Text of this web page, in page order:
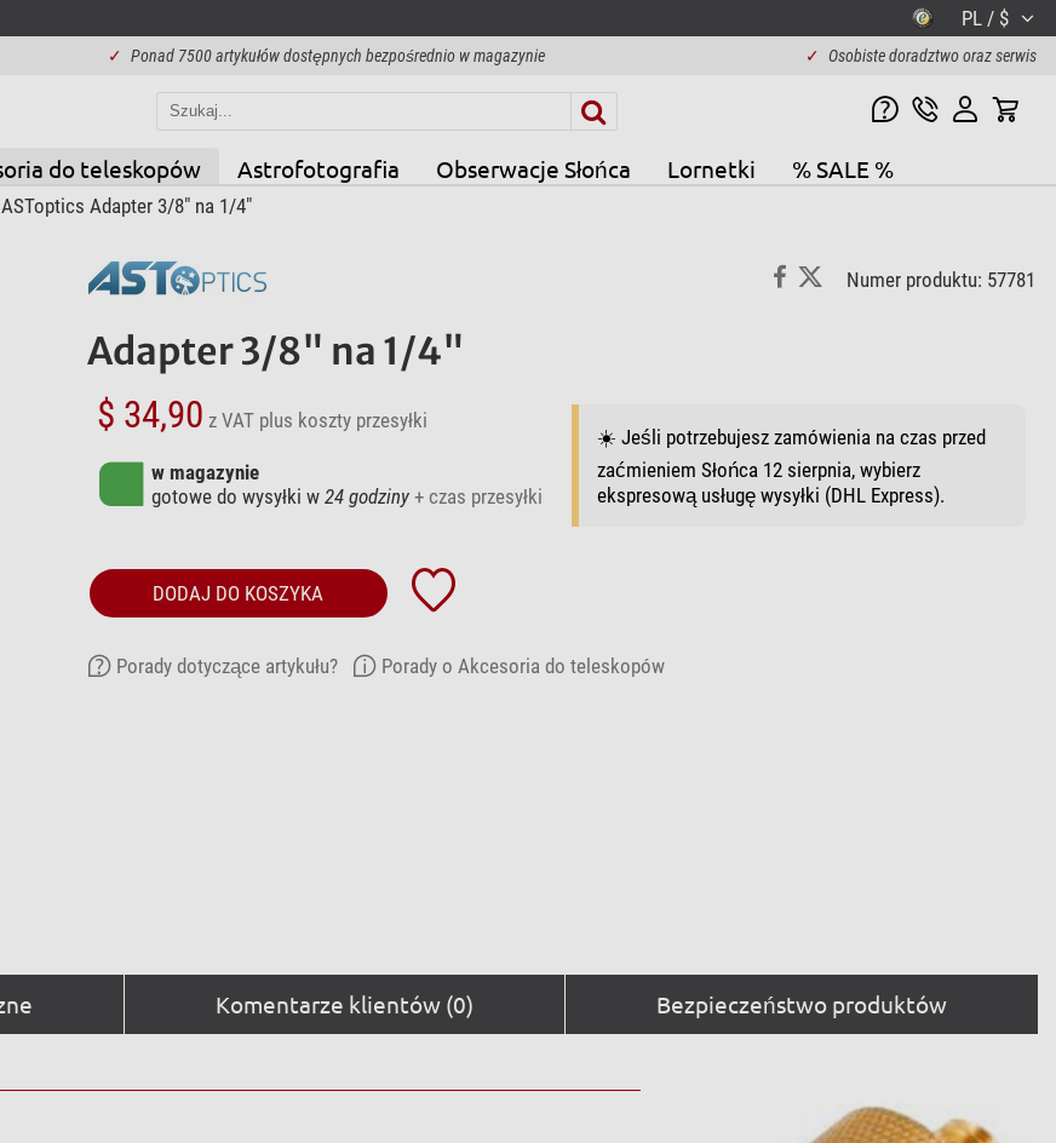
PL / $
✓ Ponad 7500 artykułów dostępnych bezpośrednio w magazynie ✓ Osobiste doradztwo oraz serwis
do teleskopów Astrofotografia Obserwacje Słońca Lornetki % SALE %
Adapter 3/8" na 1/4"
Numer produktu: 57781
Adapter 3/8" na 1/4"
$ 34,90 z VAT plus koszty przesyłki
w magazynie
gotowe do wysyłki w 24 godziny + czas przesyłki
☀️ Jeśli potrzebujesz zamówienia na czas przed
zaćmieniem Słońca 12 sierpnia, wybierz
ekspresową usługę wysyłki (DHL Express).
DODAJ DO KOSZYKA
Porady dotyczące artykułu? Porady o Akcesoria do teleskopów
Komentarze klientów (0) Bezpieczeństwo produktów